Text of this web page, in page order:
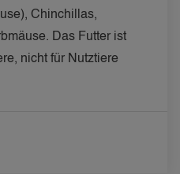
Chinchillas,
Das Futter ist
nicht für Nutztiere